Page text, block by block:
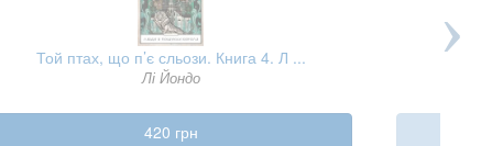
Той птах, що п’є сльози. Книга 4. Л ...
Лі Йондо
420 грн